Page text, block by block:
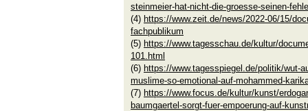
steinmeier-hat-nicht-die-groesse-seinen-
(4) https://www.zeit.de/news/2022-06/15/
fachpublikum
(5) https://www.tagesschau.de/kultur/
101.html
(6) https://www.tagesspiegel.de/politik/wut-
muslime-so-emotional-auf-mohammed-
(7) https://www.focus.de/kultur/kunst/
baumgaertel-sorgt-fuer-empoerung-auf-